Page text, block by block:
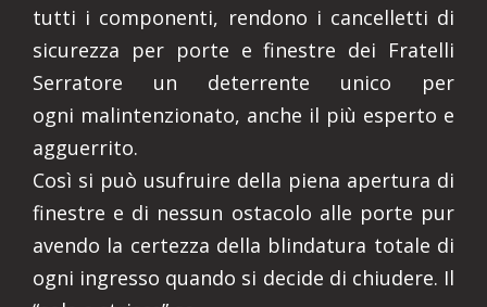
tutti i componenti, rendono i cancelletti di
sicurezza per porte e finestre dei Fratelli
Serratore un deterrente unico per
ogni malintenzionato, anche il più esperto e
agguerrito.
Così si può usufruire della piena apertura di
finestre e di nessun ostacolo alle porte pur
avendo la certezza della blindatura totale di
ogni ingresso quando si decide di chiudere. Il